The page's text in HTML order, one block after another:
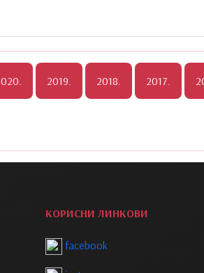
КОРИСНИ ЛИНКОВИ
facebook